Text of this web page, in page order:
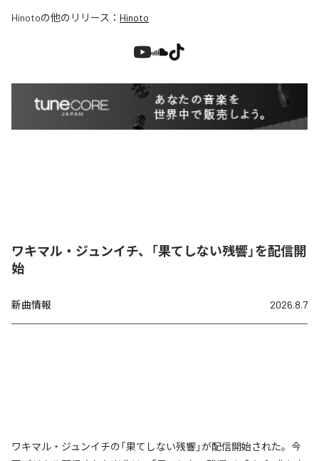
Hinotoの他のリリース： Hinoto
ワキマル・ジュンイチ、「果てしない残響」を配信開
始
新曲情報 2026.8.7
ワキマル・ジュンイチの「果てしない残響」が配信開始された。今